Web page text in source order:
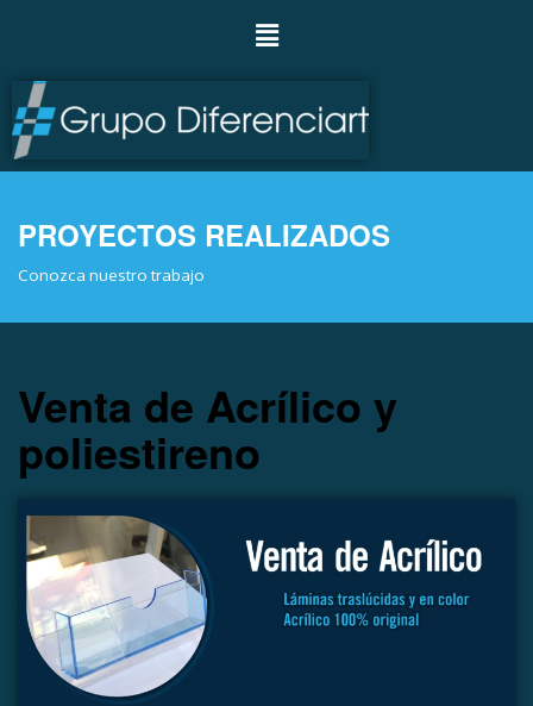
PROYECTOS REALIZADOS
Conozca nuestro trabajo
Venta de Acrílico y
poliestireno